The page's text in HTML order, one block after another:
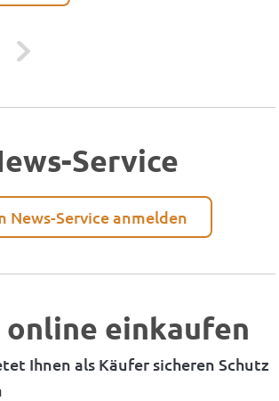
Service
News-Service anmelden
online einkaufen
Ihnen als Käufer sicheren Schutz